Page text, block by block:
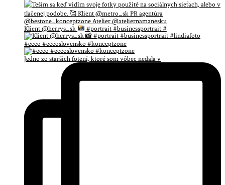
Klient @herrys_sk #portrait #businessportrait #
#ecco #eccoslovensko #konceptzone
Jedno zo starších fotení, ktoré som vôbec nedala v